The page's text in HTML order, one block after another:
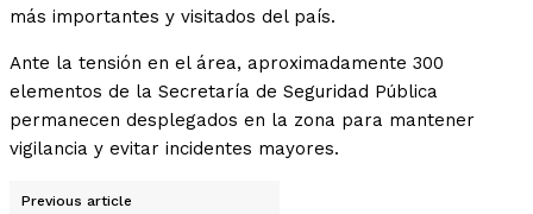
más importantes y visitados del país.
Ante la tensión en el área, aproximadamente 300
elementos de la Secretaría de Seguridad Pública
permanecen desplegados en la zona para mantener
vigilancia y evitar incidentes mayores.
Previous article